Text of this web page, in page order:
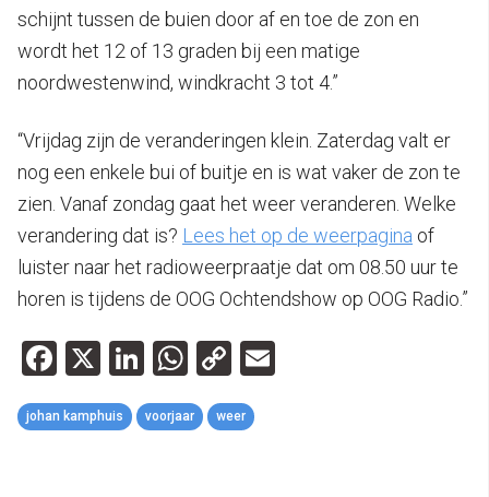
schijnt tussen de buien door af en toe de zon en
wordt het 12 of 13 graden bij een matige
noordwestenwind, windkracht 3 tot 4.”
“Vrijdag zijn de veranderingen klein. Zaterdag valt er
nog een enkele bui of buitje en is wat vaker de zon te
zien. Vanaf zondag gaat het weer veranderen. Welke
verandering dat is? Lees het op de weerpagina of
luister naar het radioweerpraatje dat om 08.50 uur te
horen is tijdens de OOG Ochtendshow op OOG Radio.”
Facebook
X LinkedIn
WhatsApp
Copy
Link
johan kamphuis voorjaar weer